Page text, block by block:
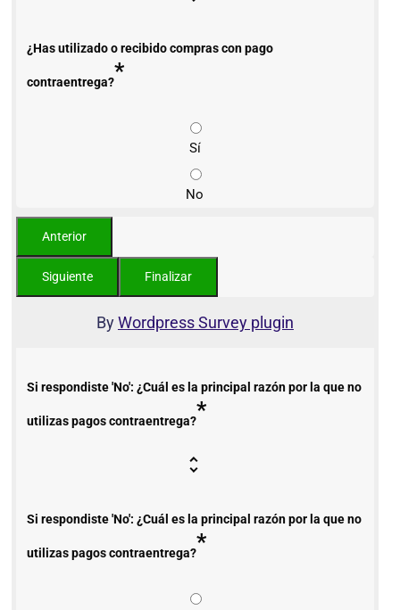
¿Has utilizado o recibido compras con pago
contraentrega?*
Sí
No
ByWordpress Survey plugin
Si respondiste 'No': ¿Cuál es la principal razón por la que no
utilizas pagos contraentrega?*
Si respondiste 'No': ¿Cuál es la principal razón por la que no
utilizas pagos contraentrega?*